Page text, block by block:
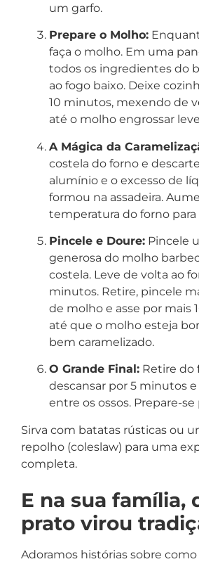
um garfo.
Prepare o Molho:
faça o molho. Em uma
todos os ingredientes do
ao fogo baixo. Deixe
10 minutos, mexendo de
até o molho engrossar
A Mágica da
costela do forno e
alumínio e o excesso de
formou na assadeira.
temperatura do forno para
Pincele e Doure: Pincele
generosa do molho
costela. Leve de volta ao
minutos. Retire, pincele
de molho e asse por mais
até que o molho esteja
bem caramelizado.
O Grande Final: Retire do
descansar por 5 minutos
entre os ossos. Prepare-se
Sirva com batatas rústicas ou
repolho (coleslaw) para uma
completa.
E na sua família,
prato virou
Adoramos histórias sobre